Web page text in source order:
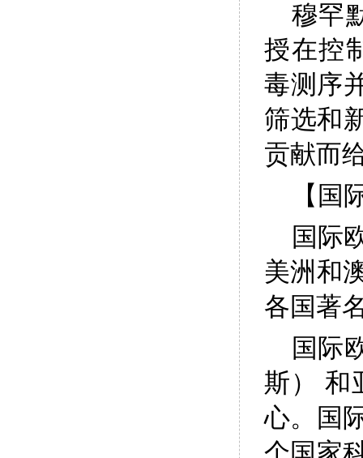
穆罕
授在控
毒测序
筛选和
贡献而
【国
国际
美洲和
各国著
国际
斯） 和
心。国